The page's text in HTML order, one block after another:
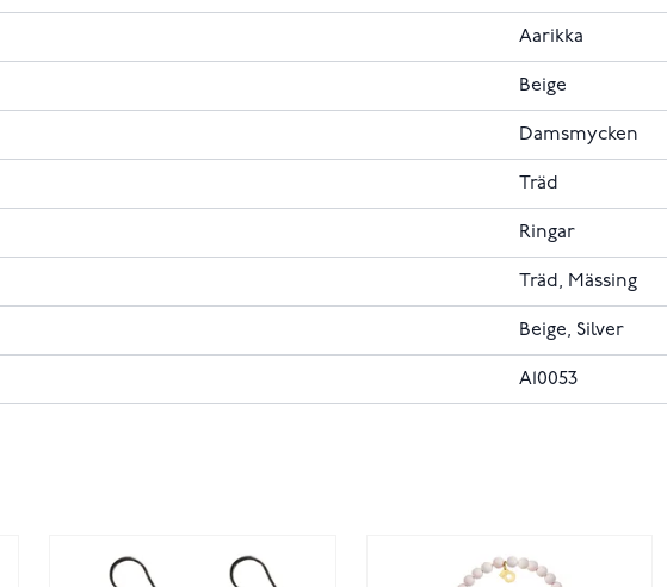
Aarikka
Beige
Damsmycken
Träd
Ringar
Träd, Mässing
Beige, Silver
A10053